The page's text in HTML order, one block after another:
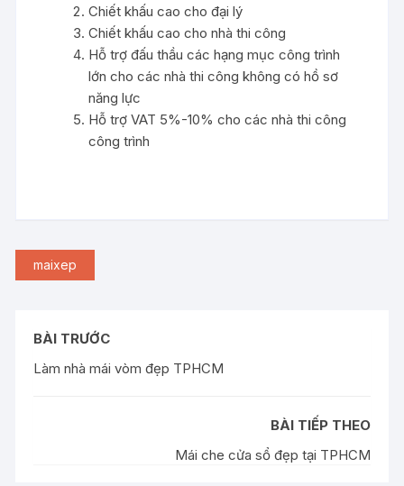
Chiết khấu cao cho đại lý
Chiết khấu cao cho nhà thi công
Hỗ trợ đấu thầu các hạng mục công trình
lớn cho các nhà thi công không có hồ sơ
năng lực
Hỗ trợ VAT 5%-10% cho các nhà thi công
công trình
maixep
BÀI TRƯỚC
Làm nhà mái vòm đẹp TPHCM
BÀI TIẾP THEO
Mái che cửa sổ đẹp tại TPHCM